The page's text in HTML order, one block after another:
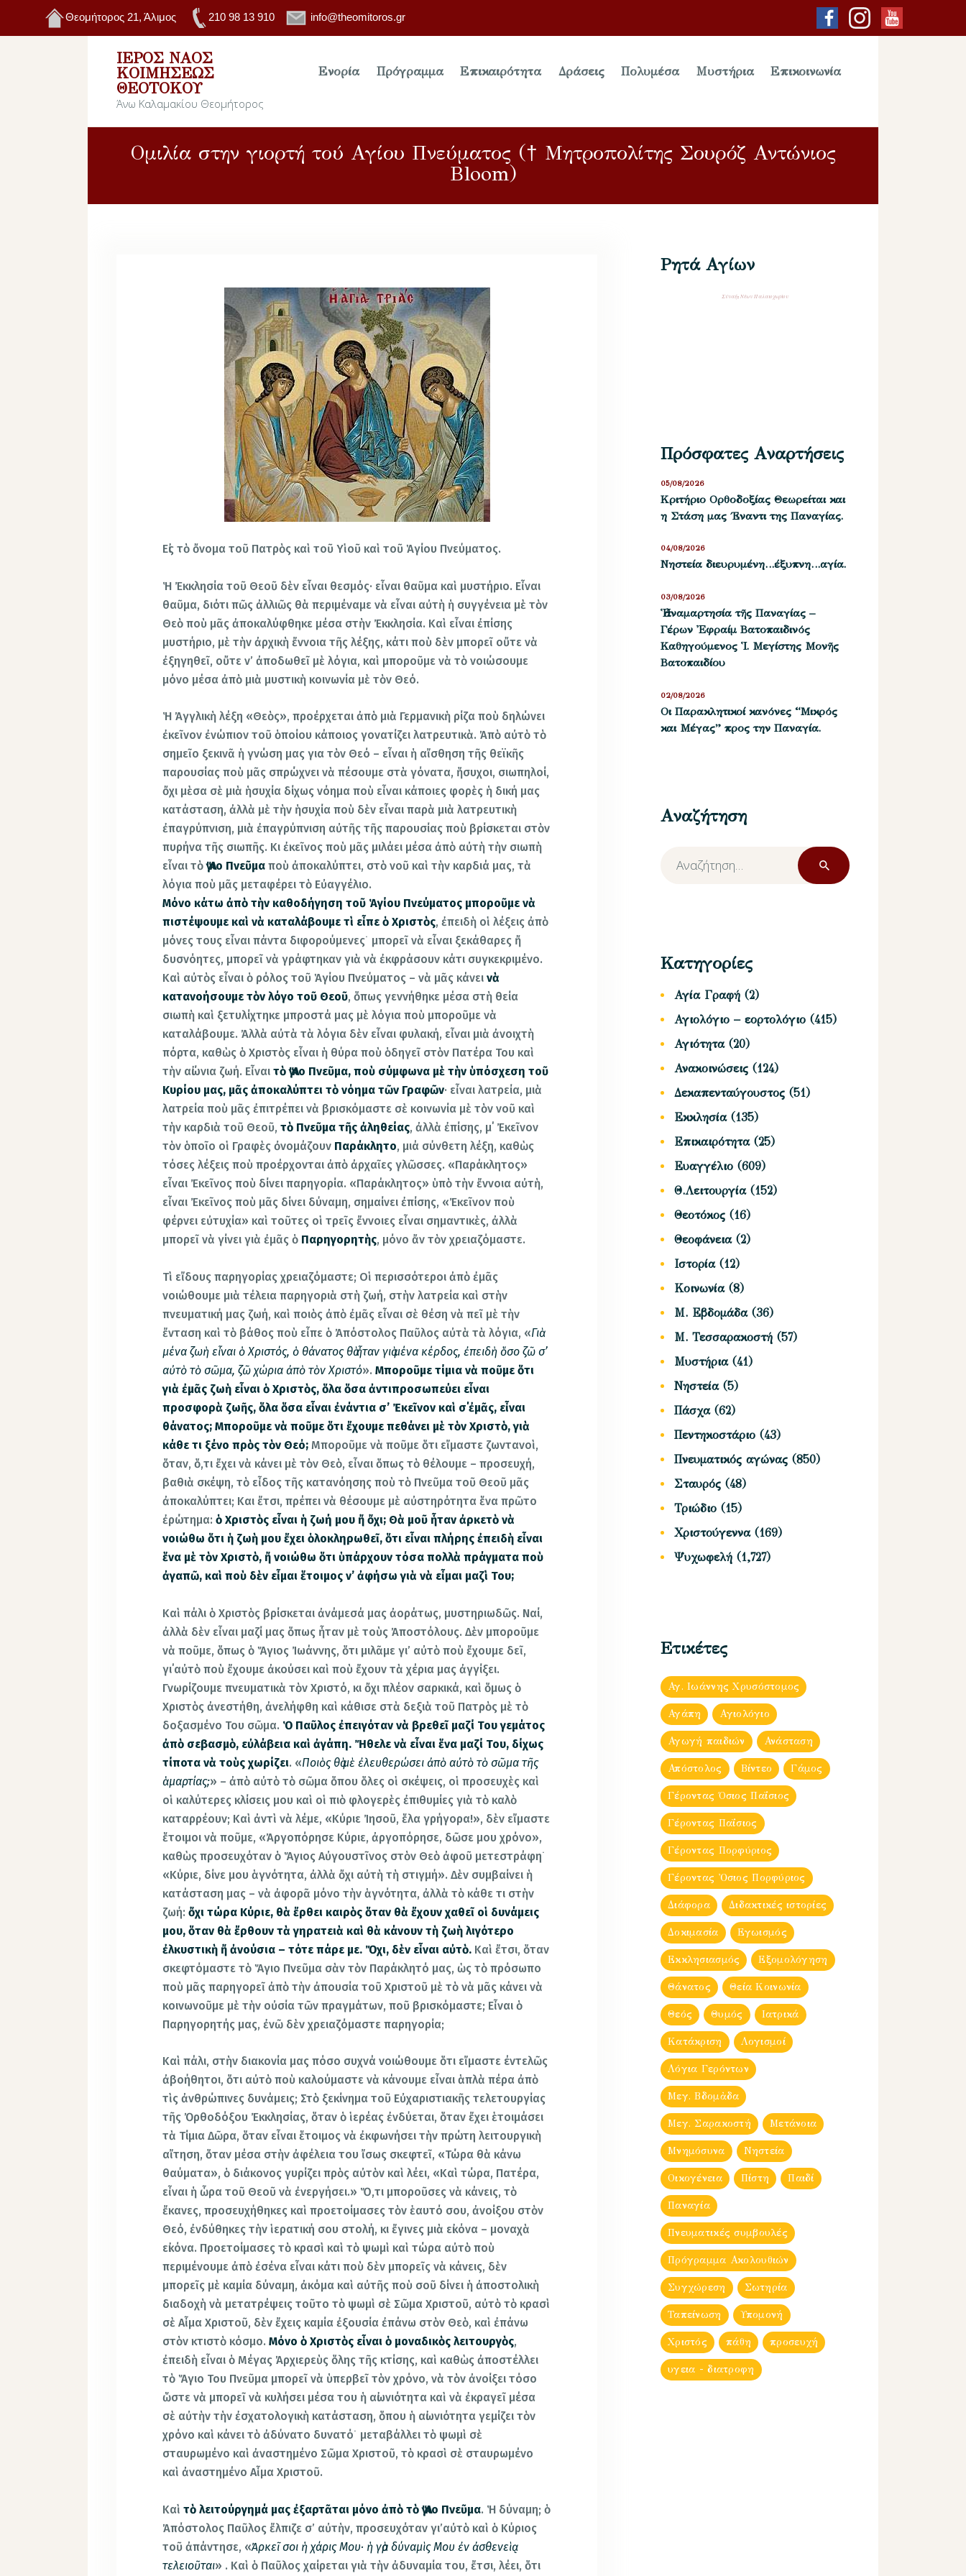
Θεομήτορος 21, Άλιμος 210 98 13 910 info@theomitoros.gr
ΙΕΡΌΣ ΝΑΌΣ
ΚΟΙΜΉΣΕΩΣ
ΘΕΟΤΌΚΟΥ
Άνω Καλαμακίου Θεομήτορος
Ενορία Πρόγραμμα Επικαιρότητα Δράσεις Πολυμέσα Μυστήρια Επικοινωνία
Ομιλία στην γιορτή τού Αγίου Πνεύματος († Μητροπολίτης Σουρόζ Αντώνιος
Bloom)
Εἰς τὸ ὄνομα τοῦ Πατρὸς καὶ τοῦ Υἱοῦ καὶ τοῦ Ἁγίου Πνεύματος.
Ἡ Ἐκκλησία τοῦ Θεοῦ δὲν εἶναι θεσμός· εἶναι θαῦμα καὶ μυστήριο. Εἶναι
θαῦμα, διότι πῶς ἀλλιῶς θὰ περιμέναμε νὰ εἶναι αὐτὴ ἡ συγγένεια μὲ τὸν
Θεὸ ποὺ μᾶς ἀποκαλύφθηκε μέσα στὴν Ἐκκλησία. Καὶ εἶναι ἐπίσης
μυστήριο, μὲ τὴν ἀρχικὴ ἔννοια τῆς λέξης, κάτι ποὺ δὲν μπορεῖ οὔτε νὰ
ἐξηγηθεῖ, οὔτε ν’ ἀποδωθεῖ μὲ λόγια, καὶ μποροῦμε νὰ τὸ νοιώσουμε
μόνο μέσα ἀπὸ μιὰ μυστικὴ κοινωνία μὲ τὸν Θεό.
Ἡ Ἀγγλικὴ λέξη «Θεὸς», προέρχεται ἀπὸ μιὰ Γερμανικὴ ρίζα ποὺ δηλώνει
ἐκεῖνον ἐνώπιον τοῦ ὁποίου κάποιος γονατίζει λατρευτικὰ. Ἀπὸ αὐτὸ τὸ
σημεῖο ξεκινᾶ ἡ γνώση μας για τὸν Θεό – εἶναι ἡ αἴσθηση τῆς θεϊκῆς
παρουσίας ποὺ μᾶς σπρώχνει νὰ πέσουμε στὰ γόνατα, ἥσυχοι, σιωπηλοί,
ὄχι μὲσα σὲ μιὰ ἡσυχία δίχως νόημα ποὺ εἶναι κάποιες φορὲς ἡ δική μας
κατάσταση, ἀλλὰ μὲ τὴν ἡσυχία ποὺ δὲν εἶναι παρὰ μιὰ λατρευτικὴ
ἐπαγρύπνιση, μιὰ ἐπαγρύπνιση αὐτῆς τῆς παρουσίας ποὺ βρίσκεται στὸν
πυρήνα τῆς σιωπῆς. Κι ἐκεῖνος ποὺ μᾶς μιλάει μέσα ἀπὸ αὐτὴ τὴν σιωπὴ
εἶναι τὸἍγιο Πνεῦμα ποὺ ἀποκαλύπτει, στὸ νοῦ καὶ τὴν καρδιά μας, τὰ
λόγια ποὺ μᾶς μεταφέρει τὸ Εὐαγγέλιο.
Μόνο κάτω ἀπὸ τὴν καθοδήγηση τοῦ Ἁγίου Πνεύματος μποροῦμε νὰ
πιστέψουμε καὶ νὰ καταλάβουμε τὶ εἶπε ὁ Χριστὸς, ἐπειδὴ οἱ λέξεις ἀπὸ
μόνες τους εἶναι πάντα διφορούμενες˙ μπορεῖ νὰ εἶναι ξεκάθαρες ἤ
δυσνόητες, μπορεῖ νὰ γράφτηκαν γιὰ νὰ ἐκφράσουν κάτι συγκεκριμένο.
Καὶ αὐτὸς εἶναι ὁ ρόλος τοῦ Ἁγίου Πνεύματος – νὰ μᾶς κάνεινὰ
κατανοήσουμε τὸν λόγο τοῦ Θεοῦ, ὅπως γεννήθηκε μέσα στὴ θεία
σιωπὴ καὶ ξετυλίχτηκε μπροστά μας μὲ λόγια ποὺ μποροῦμε νὰ
καταλάβουμε. Ἀλλὰ αὐτὰ τὰ λόγια δὲν εἶναι φυλακή, εἶναι μιὰ ἀνοιχτὴ
πόρτα, καθὼς ὁ Χριστὸς εἶναι ἡ θύρα ποὺ ὁδηγεῖ στὸν Πατέρα Του καὶ
τὴν αἰώνια ζωή. Εἶναιτὸ Ἅγιο Πνεῦμα, ποὺ σύμφωνα μὲ τὴν ὑπόσχεση τοῦ
Κυρίου μας, μᾶς ἀποκαλύπτει τὸ νόημα τῶν Γραφῶν· εἶναι λατρεία, μιὰ
λατρεία ποὺ μᾶς ἐπιτρέπει νὰ βρισκόμαστε σὲ κοινωνία μὲ τὸν νοῦ καὶ
τὴν καρδιὰ τοῦ Θεοῦ,τὸ Πνεῦμα τῆς ἀληθείας, ἀλλὰ ἐπίσης, μ΄ Ἐκεῖνον
τὸν ὁποῖο οἱ Γραφὲς ὀνομάζουν Παράκλητο, μιά σύνθετη λέξη, καθὼς
τόσες λέξεις ποὺ προέρχονται ἀπὸ ἀρχαῖες γλῶσσες. «Παράκλητος»
εἶναι Ἐκεῖνος ποὺ δίνει παρηγορία. «Παράκλητος» ὑπὸ τὴν ἔννοια αὐτὴ,
εἶναι Ἐκεῖνος ποὺ μᾶς δίνει δύναμη, σημαίνει ἐπίσης, «Ἐκεῖνον ποὺ
φέρνει εὐτυχία» καὶ τοῦτες οἱ τρεῖς ἔννοιες εἶναι σημαντικὲς, ἀλλὰ
μπορεῖ νὰ γίνει γιὰ ἐμᾶς ὁ Παρηγορητὴς, μόνο ἄν τὸν χρειαζόμαστε.
Τὶ εἴδους παρηγορίας χρειαζόμαστε; Οἱ περισσότεροι ἀπὸ ἐμᾶς
νοιώθουμε μιὰ τέλεια παρηγοριὰ στὴ ζωή, στὴν λατρεία καὶ στὴν
πνευματική μας ζωή, καὶ ποιὸς ἀπὸ ἐμᾶς εἶναι σὲ θέση νὰ πεῖ μὲ τὴν
ἔνταση καὶ τὸ βάθος ποὺ εἶπε ὁ Ἀπόστολος Παῦλος αὐτὰ τὰ λόγια, «Γιὰ
μένα ζωὴ εἶναι ὁ Χριστός, ὁ θάνατος θὰ ἦταν γιὰ μένα κέρδος, ἐπειδὴ ὅσο ζῶ σ’
αὐτὸ τὸ σῶμα, ζῶ χώρια ἀπὸ τὸν Χριστό».Μποροῦμε τίμια νὰ ποῦμε ὅτι
γιὰ ἐμᾶς ζωὴ εἶναι ὁ Χριστὸς, ὅλα ὅσα ἀντιπροσωπεύει εἶναι
προσφορὰ ζωῆς, ὅλα ὅσα εἶναι ἐνάντια σ’ Ἐκεῖνον καὶ σ΄ἐμᾶς, εἶναι
θάνατος; Μποροῦμε νὰ ποῦμε ὅτι ἔχουμε πεθάνει μὲ τὸν Χριστὸ, γιὰ
κάθε τι ξένο πρὸς τὸν Θεό; Μποροῦμε νὰ ποῦμε ὅτι εἴμαστε ζωντανοὶ,
ὅταν, ὅ,τι ἔχει νὰ κάνει μὲ τὸν Θεὸ, εἶναι ὅπως τὸ θέλουμε – προσευχή,
βαθιὰ σκέψη, τὸ εἶδος τῆς κατανόησης ποὺ τὸ Πνεῦμα τοῦ Θεοῦ μᾶς
ἀποκαλύπτει; Και ἔτσι, πρέπει νὰ θέσουμε μὲ αὐστηρότητα ἕνα πρῶτο
ἐρώτημα:ὁ Χριστὸς εἶναι ἡ ζωή μου ἤ ὄχι; Θὰ μοῦ ἦταν ἀρκετὸ νὰ
νοιώθω ὅτι ἡ ζωὴ μου ἔχει ὁλοκληρωθεῖ, ὅτι εἶναι πλήρης ἐπειδὴ εἶναι
ἕνα μὲ τὸν Χριστὸ, ἤ νοιώθω ὅτι ὑπάρχουν τόσα πολλὰ πράγματα ποὺ
ἀγαπῶ, καὶ ποὺ δὲν εἶμαι ἕτοιμος ν’ ἀφήσω γιὰ νὰ εἶμαι μαζὶ Του;
Καὶ πάλι ὁ Χριστὸς βρίσκεται ἀνάμεσά μας ἀοράτως, μυστηριωδῶς. Ναί,
ἀλλὰ δὲν εἶναι μαζί μας ὅπως ἦταν μὲ τοὺς Ἀποστόλους. Δὲν μποροῦμε
νὰ ποῦμε, ὅπως ὁ Ἅγιος Ἰωάννης, ὅτι μιλᾶμε γι’ αὐτὸ ποὺ ἔχουμε δεῖ,
γι΄αὐτὸ ποὺ ἔχουμε ἀκούσει καὶ ποὺ ἔχουν τὰ χέρια μας ἀγγίξει.
Γνωρίζουμε πνευματικὰ τὸν Χριστό, κι ὄχι πλέον σαρκικά, καὶ ὅμως ὁ
Χριστὸς ἀνεστήθη, ἀνελήφθη καὶ κάθισε στὰ δεξιὰ τοῦ Πατρὸς μὲ τὸ
δοξασμένο Του σῶμα. Ὁ Παῦλος ἐπειγόταν νὰ βρεθεῖ μαζί Του γεμάτος
ἀπὸ σεβασμὸ, εὐλάβεια καὶ ἀγάπη. Ἤθελε νὰ εἶναι ἕνα μαζί Του, δίχως
τίποτα νὰ τοὺς χωρίζει. «Ποιὸς θὰ μὲ ἐλευθερώσει ἀπὸ αὐτὸ τὸ σῶμα τῆς
ἁμαρτίας;» – ἀπὸ αὐτὸ τὸ σῶμα ὅπου ὅλες οἱ σκέψεις, οἱ προσευχὲς καὶ
οἱ καλύτερες κλίσεις μου καὶ οἱ πιὸ φλογερὲς ἐπιθυμίες γιὰ τὸ καλὸ
καταρρέουν; Καὶ ἀντὶ νὰ λέμε, «Κύριε Ἰησοῦ, ἕλα γρήγορα!», δὲν εἴμαστε
ἕτοιμοι νὰ ποῦμε, «Ἀργοπόρησε Κύριε, ἀργοπόρησε, δῶσε μου χρόνο»,
καθὼς προσευχόταν ὁ Ἅγιος Αὐγουστῖνος στὸν Θεὸ ἀφοῦ μετεστράφη˙
«Κύριε, δίνε μου ἁγνότητα, ἀλλὰ ὄχι αὐτὴ τὴ στιγμή». Δὲν συμβαίνει ἡ
κατάσταση μας – νὰ ἀφορᾶ μόνο τὴν ἁγνότητα, ἀλλὰ τὸ κάθε τι στὴν
ζωή:ὄχι τώρα Κύριε, θὰ ἔρθει καιρὸς ὅταν θὰ ἔχουν χαθεῖ οἱ δυνάμεις
μου, ὅταν θὰ ἔρθουν τὰ γηρατειὰ καὶ θὰ κάνουν τὴ ζωὴ λιγότερο
ἐλκυστικὴ ἤ ἀνούσια – τότε πάρε με. Ὄχι, δὲν εἶναι αὐτὸ. Καὶ ἔτσι, ὅταν
σκεφτόμαστε τὸ Ἅγιο Πνεῦμα σὰν τὸν Παράκλητό μας, ὡς τὸ πρόσωπο
ποὺ μᾶς παρηγορεῖ ἀπὸ τὴν ἀπουσία τοῦ Χριστοῦ μὲ τὸ νὰ μᾶς κάνει νὰ
κοινωνοῦμε μὲ τὴν οὐσία τῶν πραγμάτων, ποῦ βρισκόμαστε; Εἶναι ὁ
Παρηγορητής μας, ἐνῶ δὲν χρειαζόμαστε παρηγορία;
Καὶ πάλι, στὴν διακονία μας πόσο συχνά νοιώθουμε ὅτι εἴμαστε έντελῶς
ἀβοήθητοι, ὅτι αὐτὸ ποὺ καλούμαστε νὰ κάνουμε εἶναι ἁπλὰ πέρα ἀπὸ
τὶς ἀνθρώπινες δυνάμεις; Στὸ ξεκίνημα τοῦ Eὐχαριστιακῆς τελετουργίας
τῆς Ὀρθοδόξου Ἐκκλησίας, ὅταν ὁ ἱερέας ἐνδύεται, ὅταν ἔχει ἑτοιμάσει
τὰ Τίμια Δῶρα, ὅταν εἶναι ἕτοιμος νὰ ἐκφωνήσει τὴν πρώτη λειτουργικὴ
αἴτηση, ὅταν μέσα στὴν ἀφέλεια του ἴσως σκεφτεῖ, «Τώρα θὰ κάνω
θαύματα», ὁ διάκονος γυρίζει πρὸς αὐτὸν καὶ λέει, «Καὶ τώρα, Πατέρα,
εἶναι ἡ ὧρα τοῦ Θεοῦ νὰ ἐνεργήσει.» Ὅ,τι μποροῦσες νὰ κάνεις, τὸ
ἔκανες, προσευχήθηκες καὶ προετοίμασες τὸν ἑαυτό σου, ἀνοίξου στὸν
Θεό, ἐνδύθηκες τὴν ἱερατική σου στολή, κι ἔγινες μιὰ εἰκόνα – μοναχὰ
εἰκόνα. Προετοίμασες τὸ κρασὶ καὶ τὸ ψωμὶ καὶ τώρα αὐτὸ ποὺ
περιμένουμε ἀπὸ ἐσένα εἶναι κάτι ποὺ δὲν μπορεῖς νὰ κάνεις, δὲν
μπορεῖς μὲ καμία δύναμη, ἀκόμα καὶ αὐτῆς ποὺ σοῦ δίνει ἡ ἀποστολικὴ
διαδοχὴ νὰ μετατρέψεις τοῦτο τὸ ψωμὶ σὲ Σῶμα Χριστοῦ, αὐτὸ τὸ κρασὶ
σὲ Αἷμα Χριστοῦ, δὲν ἔχεις καμία ἐξουσία ἐπάνω στὸν Θεὸ, καὶ ἐπάνω
στὸν κτιστὸ κόσμο.Μόνο ὁ Χριστὸς εἶναι ὁ μοναδικὸς λειτουργὸς,
ἐπειδὴ εἶναι ὁ Μέγας Ἀρχιερεὺς ὅλης τῆς κτίσης, καὶ καθὼς ἀποστέλλει
τὸ Ἅγιο Του Πνεῦμα μπορεῖ νὰ ὑπερβεῖ τὸν χρόνο, νὰ τὸν ἀνοίξει τόσο
ὥστε νὰ μπορεῖ νὰ κυλήσει μέσα του ἡ αἰωνιότητα καὶ νὰ ἐκραγεῖ μέσα
σὲ αὐτὴν τὴν ἐσχατολογικὴ κατάσταση, ὅπου ἡ αἰωνιότητα γεμίζει τὸν
χρόνο καὶ κάνει τὸ ἀδύνατο δυνατό˙ μεταβάλλει τὸ ψωμὶ σὲ
σταυρωμένο καὶ ἀναστημένο Σῶμα Χριστοῦ, τὸ κρασὶ σὲ σταυρωμένο
καὶ ἀναστημένο Αἷμα Χριστοῦ.
Καὶτὸ λειτούργημά μας ἐξαρτᾶται μόνο ἀπὸ τὸ Ἅγιο Πνεῦμα. Ἡ δύναμη; ὁ
Ἀπόστολος Παῦλος ἔλπιζε σ’ αὐτὴν, προσευχόταν γι’αὐτὸ καὶ ὁ Κύριος
τοῦ ἀπάντησε, «Ἀρκεῖ σοι ἡ χάρις Μου· ἡ γὰρ δύναμὶς Μου ἐν ἀσθενεὶᾳ
τελειοῦται» . Καὶ ὁ Παῦλος χαίρεται γιὰ τὴν ἀδυναμία του, ἔτσι, λέει, ὅτι
Ρητά Αγίων
Σύναξη Νέων Παλαιοχωρίου
Πρόσφατες Αναρτήσεις
Kριτήριο Oρθοδοξίας Θεωρείται και
η Στάση μας ΄Εναντι της Παναγίας.
05/08/2026
Νηστεία διευρυμένη…έξυπνη…αγία.
04/08/2026
Ἡ ἀναμαρτησία τῆς Παναγίας –
Γέρων Ἐφραίμ Βατοπαιδινός
Καθηγούμενος Ἱ. Μεγίστης Μονῆς
Βατοπαιδίου
03/08/2026
Οι Παρακλητικοί κανόνες “Μικρός
και Μέγας” προς την Παναγία.
02/08/2026
Αναζήτηση
Αναζήτηση
για:
Κατηγορίες
Αγία Γραφή (2)
Αγιολόγιο – εορτολόγιο (415)
Αγιότητα(20)
Ανακοινώσεις (124)
Δεκαπενταύγουστος (51)
Εκκλησία(135)
Επικαιρότητα(25)
Ευαγγέλιο (609)
Θ.Λειτουργία(152)
Θεοτόκος (16)
Θεοφάνεια(2)
Ιστορία(12)
Κοινωνία(8)
Μ. Εβδομάδα(36)
Μ. Τεσσαρακοστή (57)
Μυστήρια(41)
Νηστεία(5)
Πάσχα(62)
Πεντηκοστάριο (43)
Πνευματικός αγώνας (850)
Σταυρός (48)
Τριώδιο (15)
Χριστούγεννα(169)
Ψυχωφελή (1,727)
Ετικέτες
Αγ. Ιωάννης Χρυσόστομος
Αγάπη Αγιολόγιο
Αγωγή παιδιών Ανάσταση
Απόστολος Βίντεο Γάμος
Γέροντας Όσιος Παΐσιος
Γέροντας Παΐσιος
Γέροντας Πορφύριος
Γέροντας Ὀσιος Πορφύριος
Διάφορα Διδακτικές ιστορίες
Δοκιμασία Εγωισμός
Εκκλησιασμός Εξομολόγηση
Θάνατος Θεία Κοινωνία
Θεός Θυμός Ιατρικά
Κατάκριση Λογισμοί
Λόγια Γερόντων
Μεγ. Βδομἀδα
Μεγ. Σαρακοστή Μετάνοια
Μνημόσυνα Νηστεία
Οικογένεια Πίστη Παιδί
Παναγία
Πνευματικές συμβουλές
Πρόγραμμα Ακολουθιών
Συγχώρεση Σωτηρία
Ταπείνωση Υπομονή
Χριστός πάθη προσευχή
υγεια - διατροφη